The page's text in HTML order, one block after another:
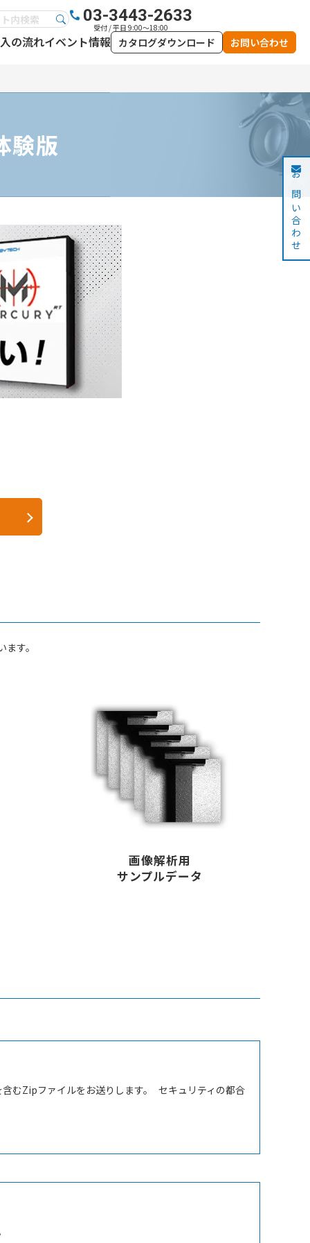
03-3443-2633
受付 / 平日 9:00～18:00
の流れイベント情報 カタログダウンロード お問い合わせ
験版
す。
画像解析用
サンプルデータ
むZipファイルをお送りします。 セキュリティの都合
お問い合わせ